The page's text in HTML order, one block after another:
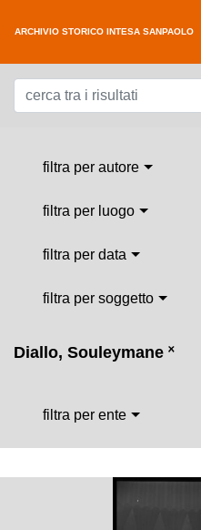
ARCHIVIO STORICO INTESA SANPAOLO
filtra per autore
filtra per luogo
filtra per data
filtra per soggetto
Diallo, Souleymane ˟
filtra per ente